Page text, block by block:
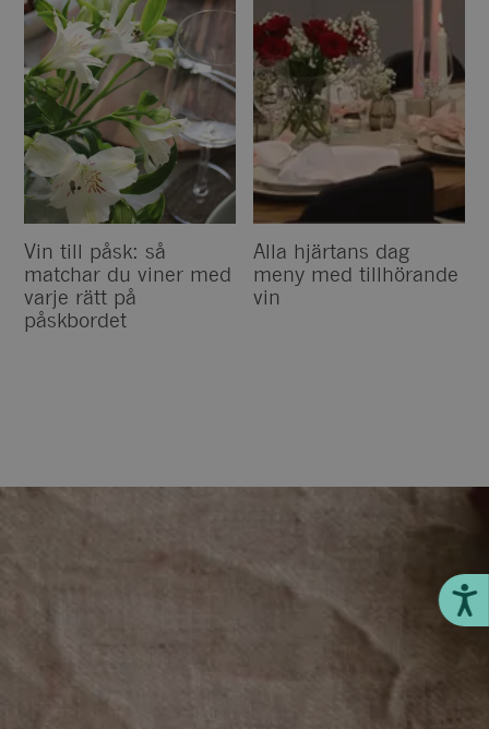
Vin till påsk: så
matchar du viner med
varje rätt på
påskbordet
Alla hjärtans dag
meny med tillhörande
vin